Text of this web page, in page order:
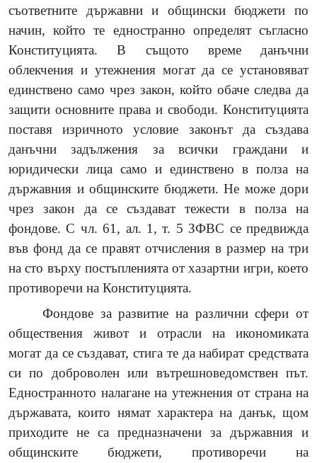
съответните държавни и общински бюджети по
начин, който те едностранно определят съгласно
Конституцията. В същото време данъчни
облекчения и утежнения могат да се установяват
единствено само чрез закон, който обаче следва да
защити основните права и свободи. Конституцията
поставя изричното условие законът да създава
данъчни задължения за всички граждани и
юридически лица само и единствено в полза на
държавния и общинските бюджети. Не може дори
чрез закон да се създават тежести в полза на
фондове. С чл. 61, ал. 1, т. 5 ЗФВС се предвижда
във фонд да се правят отчисления в размер на три
на сто върху постъпленията от хазартни игри, което
противоречи на Конституцията.
Фондове за развитие на различни сфери от
обществения живот и отрасли на икономиката
могат да се създават, стига те да набират средствата
си по доброволен или вътрешноведомствен път.
Едностранното налагане на утежнения от страна на
държавата, които нямат характера на данък, щом
приходите не са предназначени за държавния и
общинските бюджети, противоречи на